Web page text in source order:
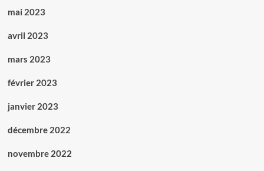
mai 2023
avril 2023
mars 2023
février 2023
janvier 2023
décembre 2022
novembre 2022